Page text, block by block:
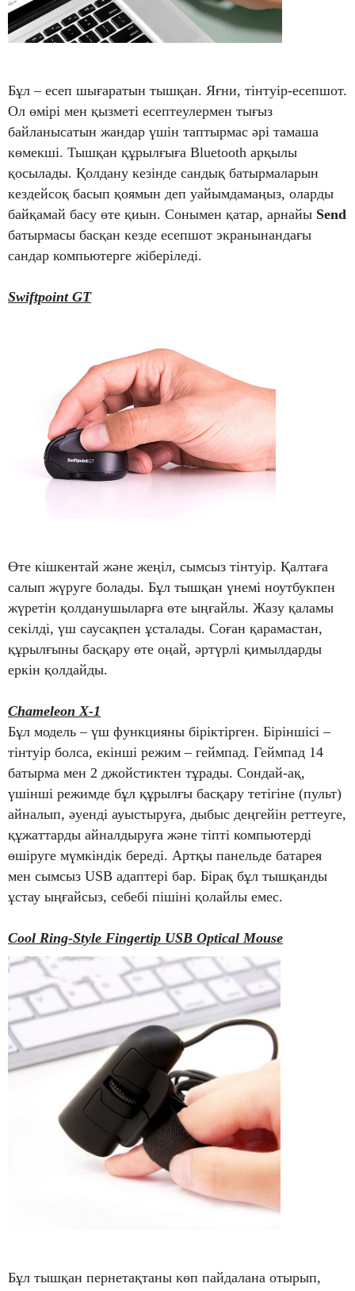
Бұл – есеп шығаратын тышқан. Яғни, тінтуір-есепшот.
Ол өмірі мен қызметі есептеулермен тығыз
байланысатын жандар үшін таптырмас әрі тамаша
көмекші. Тышқан құрылғыға Bluetooth арқылы
қосылады. Қолдану кезінде сандық батырмаларын
кездейсоқ басып қоямын деп уайымдамаңыз, оларды
байқамай басу өте қиын. Сонымен қатар, арнайы Send
батырмасы басқан кезде есепшот экранынандағы
сандар компьютерге жіберіледі.
Swiftpoint GT
Өте кішкентай және жеңіл, сымсыз тінтуір. Қалтаға
салып жүруге болады. Бұл тышқан үнемі ноутбукпен
жүретін қолданушыларға өте ыңғайлы. Жазу қаламы
секілді, үш саусақпен ұсталады. Соған қарамастан,
құрылғыны басқару өте оңай, әртүрлі қимылдарды
еркін қолдайды.
Chameleon X-1
Бұл модель – үш функцияны біріктірген. Біріншісі –
тінтуір болса, екінші режим – геймпад. Геймпад 14
батырма мен 2 джойстиктен тұрады. Сондай-ақ,
үшінші режимде бұл құрылғы басқару тетігіне (пульт)
айналып, әуенді ауыстыруға, дыбыс деңгейін реттеуге,
құжаттарды айналдыруға және тіпті компьютерді
өшіруге мүмкіндік береді. Артқы панельде батарея
мен сымсыз USB адаптері бар. Бірақ бұл тышқанды
ұстау ыңғайсыз, себебі пішіні қолайлы емес.
Cool Ring-Style Fingertip USB Optical Mouse
Бұл тышқан пернетақтаны көп пайдалана отырып,